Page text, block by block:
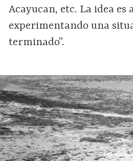
Acayucan, etc. La idea
experimentando una
terminado”.